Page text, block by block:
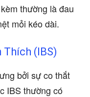
thường là đau
mỏi kéo dài.
Thích (IBS)
bởi sự co thắt
IBS thường có